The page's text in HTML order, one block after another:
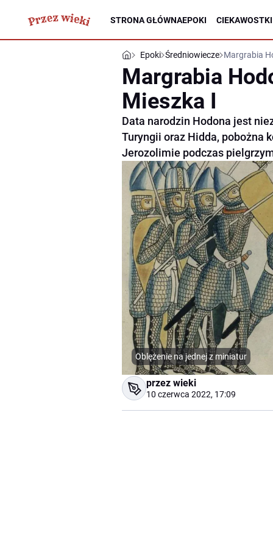
STRONA GŁÓWNAEPOKI
Epoki Średniowiecze Margrabia
Margrabia
Mieszka I
Data narodzin Hodona jest
Turyngii oraz Hidda, pobożna
Jerozolimie podczas
Oblężenie na jednej z miniatur
przez wieki
10 czerwca 2022, 17:09